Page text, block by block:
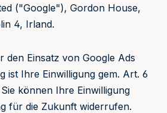
("Google"), Gordon House,
4, Irland.
den Einsatz von Google Ads
ist Ihre Einwilligung gem. Art. 6
Sie können Ihre Einwilligung
für die Zukunft widerrufen.